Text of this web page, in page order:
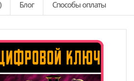
Блог Способы оплаты